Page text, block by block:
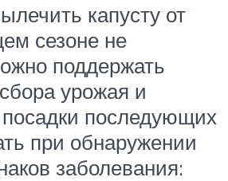
капусту от
сезоне не
поддержать
урожая и
посадки последующих
при обнаружении
заболевания: